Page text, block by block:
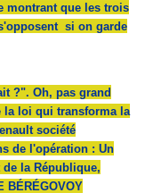
montrant que les trois
si on garde
?". Oh, pas grand
la loi qui transforma la
société
de l'opération : Un
de la République,
BÉRÉGOVOY